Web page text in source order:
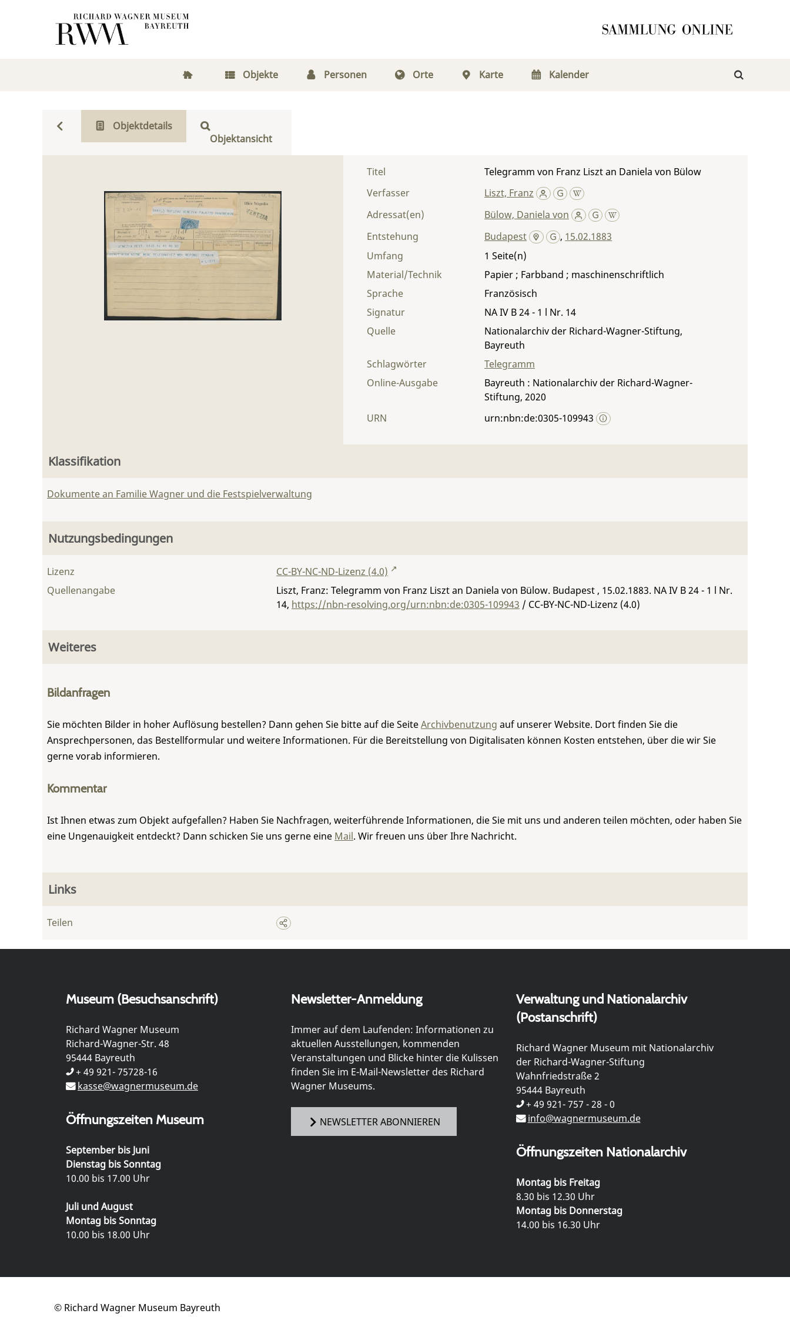
Objekte Personen Orte Karte Kalender
Objektdetails
Objektansicht
Titel
Telegramm von Franz Liszt an Daniela von Bülow
Verfasser
Liszt, Franz
Adressat(en)
Bülow, Daniela von
Entstehung
Budapest , 15.02.1883
Umfang
1
Material/Technik
Papier ; Farbband ; maschinenschriftlich
Sprache
Französisch
Signatur
NA IV B 24 - 1 l Nr. 14
Quelle
Nationalarchiv der Richard-Wagner-Stiftung,
Bayreuth
Schlagwörter
Telegramm
Online-Ausgabe
Bayreuth : Nationalarchiv der Richard-Wagner-
Stiftung, 2020
URN
urn:nbn:de:0305-109943
Klassifikation
Dokumente an Familie Wagner und die Festspielverwaltung
Nutzungsbedingungen
Lizenz
CC-BY-NC-ND-Lizenz (4.0)
Quellenangabe
Liszt, Franz: Telegramm von Franz Liszt an Daniela von Bülow. Budapest , 15.02.1883. NA IV B 24 - 1 l Nr.
14, https://nbn-resolving.org/urn:nbn:de:0305-109943 / CC-BY-NC-ND-Lizenz (4.0)
Weiteres
Bildanfragen
Sie möchten Bilder in hoher Auflösung bestellen? Dann gehen Sie bitte auf die SeiteArchivbenutzung auf unserer Website. Dort finden Sie die
Ansprechpersonen, das Bestellformular und weitere Informationen. Für die Bereitstellung von Digitalisaten können Kosten entstehen, über die wir Sie
gerne vorab informieren.
Kommentar
Ist Ihnen etwas zum Objekt aufgefallen? Haben Sie Nachfragen, weiterführende Informationen, die Sie mit uns und anderen teilen möchten, oder haben Sie
eine Ungenauigkeit entdeckt? Dann schicken Sie uns gerne eine Mail. Wir freuen uns über Ihre Nachricht.
Links
Teilen
Museum (Besuchsanschrift)
Richard Wagner Museum
Richard-Wagner-Str. 48
95444 Bayreuth
+ 49 921- 75728-16
kasse@wagnermuseum.de
Öffnungszeiten Museum
September bis Juni
Dienstag bis Sonntag
10.00 bis 17.00 Uhr
Juli und August
Montag bis Sonntag
10.00 bis 18.00 Uhr
Newsletter-Anmeldung
Immer auf dem Laufenden: Informationen zu
aktuellen Ausstellungen, kommenden
Veranstaltungen und Blicke hinter die Kulissen
finden Sie im E-Mail-Newsletter des Richard
Wagner Museums.
NEWSLETTER ABONNIEREN
Verwaltung und Nationalarchiv
(Postanschrift)
Richard Wagner Museum mit Nationalarchiv
der Richard-Wagner-Stiftung
Wahnfriedstraße 2
95444 Bayreuth
+ 49 921- 757 - 28 - 0
info@wagnermuseum.de
Öffnungszeiten Nationalarchiv
Montag bis Freitag
8.30 bis 12.30 Uhr
Montag bis Donnerstag
14.00 bis 16.30 Uhr
© Richard Wagner Museum Bayreuth